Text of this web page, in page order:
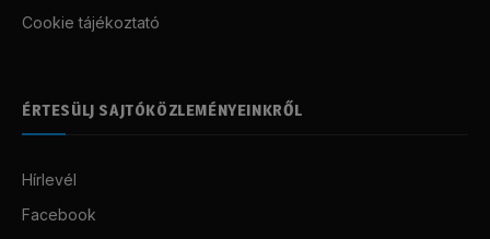
Cookie tájékoztató
ÉRTESÜLJ SAJTÓKÖZLEMÉNYEINKRŐL
Hírlevél
Facebook